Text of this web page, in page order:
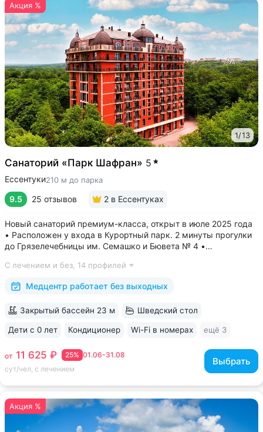
Акция %
1/13
Санаторий «Парк Шафран» 5
Ессентуки210 м до парка
9.5 25 отзывов 2 в Ессентуках
Новый санаторий премиум-класса, открыт в июле 2025 года
• Расположен у входа в Курортный парк. 2 минуты прогулки
до Грязелечебницы им. Семашко и Бювета № 4 •
Бесплатное посещение включено во все виды путёвок •
Трёхразовое питание...
С лечением и без, 14 профилей
Медцентр работает без выходных
01.06-31.08
25%
от 11 625 ₽
сут/чел, с лечением
Выбрать
Закрытый бассейн 23 м Шведский стол
Дети с 0 лет Кондиционер Wi-Fi в номерах ещё 3
Акция %